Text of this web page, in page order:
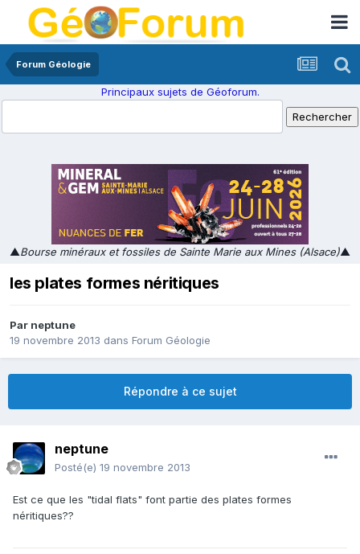
Forum Géologie
Principaux sujets de Géoforum.
▲Bourse minéraux et fossiles de Sainte Marie aux Mines (Alsace)▲
les plates formes néritiques
Par neptune
19 novembre 2013 dans Forum Géologie
Répondre à ce sujet
neptune
Posté(e) 19 novembre 2013
Est ce que les "tidal flats" font partie des plates formes
néritiques??